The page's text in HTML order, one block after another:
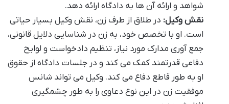
شواهد و ارائه آن ها به دادگاه ارائه دهد.
نقش وکیل: در طلاق از طرف زن، نقش وکیل بسیار حیاتی
است. او با تخصص خود، به زن در شناسایی دلایل قانونی،
جمع آوری مدارک مورد نیاز، تنظیم دادخواست و لوایح
دفاعی قدرتمند کمک می کند و در جلسات دادگاه از حقوق
او به طور قاطع دفاع می کند. وکیل می تواند شانس
موفقیت زن در این نوع دعاوی را به طور چشمگیری